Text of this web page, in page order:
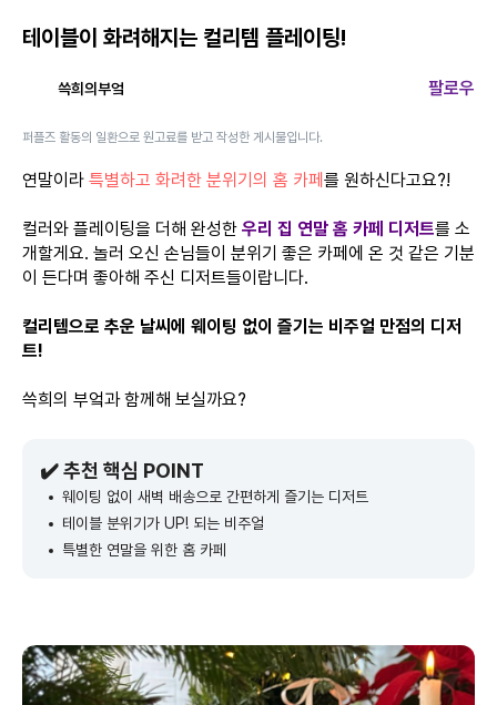
테이블이 화려해지는 컬리템 플레이팅!
쓱희의부엌 팔로우
퍼플즈 활동의 일환으로 원고료를 받고 작성한 게시물입니다.
연말이라 특별하고 화려한 분위기의 홈 카페 를 원하신다고요?!
컬러와 플레이팅을 더해 완성한 우리 집 연말 홈 카페 디저트를 소
개할게요. 놀러 오신 손님들이 분위기 좋은 카페에 온 것 같은 기분
이 든다며 좋아해 주신 디저트들이랍니다.
컬리템으로 추운 날씨에 웨이팅 없이 즐기는 비주얼 만점의 디저
트!
쓱희의 부엌과 함께해 보실까요?
✔️ 추천 핵심 POINT
웨이팅 없이 새벽 배송으로 간편하게 즐기는 디저트
테이블 분위기가 UP! 되는 비주얼
특별한 연말을 위한 홈 카페